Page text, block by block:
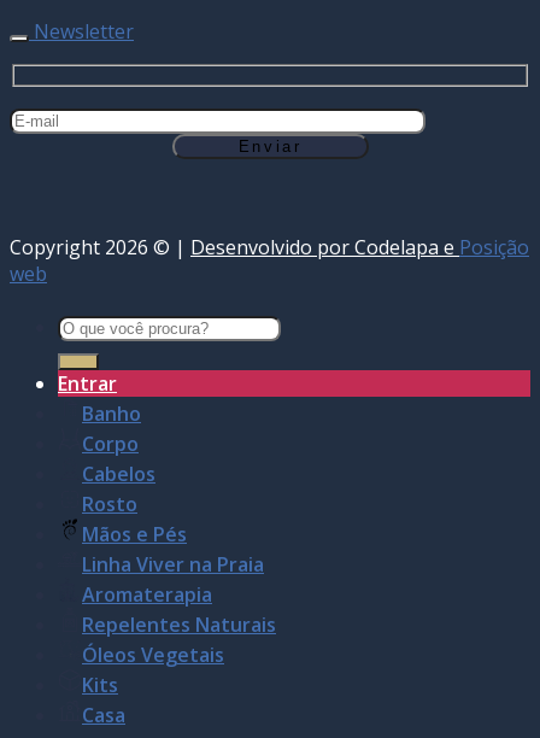
Newsletter
Copyright 2026 © | Desenvolvido por Codelapa e Posição
web
Pesquisar
por:
Entrar
Banho
Corpo
Cabelos
Rosto
Mãos e Pés
Linha Viver na Praia
Aromaterapia
Repelentes Naturais
Óleos Vegetais
Kits
Casa